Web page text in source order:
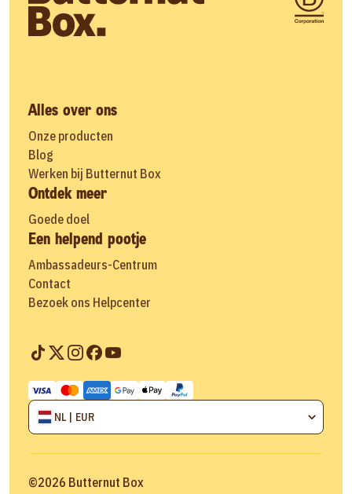
Alles over ons
Onze producten
Blog
Werken bij Butternut Box
Ontdek meer
Goede doel
Een helpend pootje
Ambassadeurs-Centrum
Contact
Bezoek ons Helpcenter
NL | EUR
©2026 Butternut Box